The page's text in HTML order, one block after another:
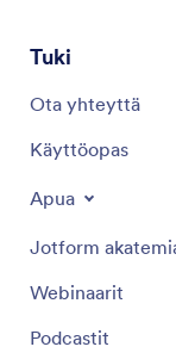
Tuki
Ota yhteyttä
Käyttöopas
Apua
Jotform
Webinaarit
Podcastit